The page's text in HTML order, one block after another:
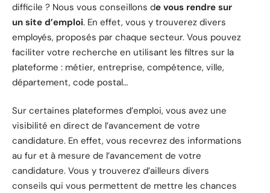
difficile ? Nous vous conseillons de vous rendre sur
un site d’emploi. En effet, vous y trouverez divers
employés, proposés par chaque secteur. Vous pouvez
faciliter votre recherche en utilisant les filtres sur la
plateforme : métier, entreprise, compétence, ville,
département, code postal…
Sur certaines plateformes d’emploi, vous avez une
visibilité en direct de l’avancement de votre
candidature. En effet, vous recevrez des informations
au fur et à mesure de l’avancement de votre
candidature. Vous y trouverez d’ailleurs divers
conseils qui vous permettent de mettre les chances